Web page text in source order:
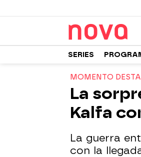
SERIES
MOMENTO
La
Kalfa
La guerra
con la